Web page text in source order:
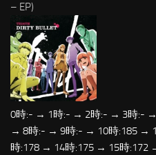
– EP)
0時:- → 1時:- → 2時:- → 3時:-
→ 8時:- → 9時:- → 10時:185 →
時:178 → 14時:175 → 15時:172